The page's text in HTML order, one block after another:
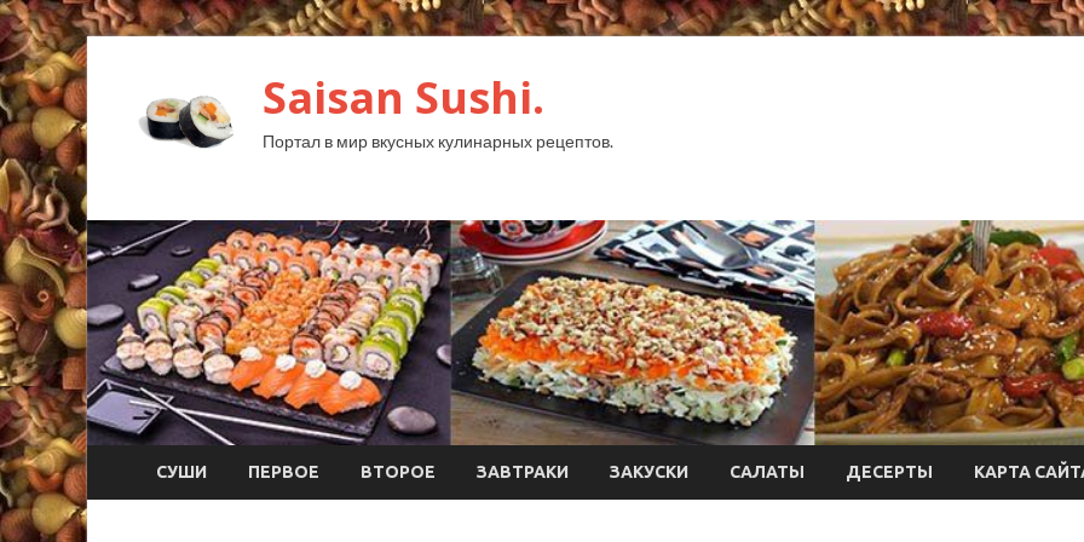
Saisan Sushi.
Портал в мир вкусных кулинарных рецептов.
СУШИ ПЕРВОЕ ВТОРОЕ ЗАВТРАКИ ЗАКУСКИ САЛАТЫ ДЕСЕРТЫ КАРТА